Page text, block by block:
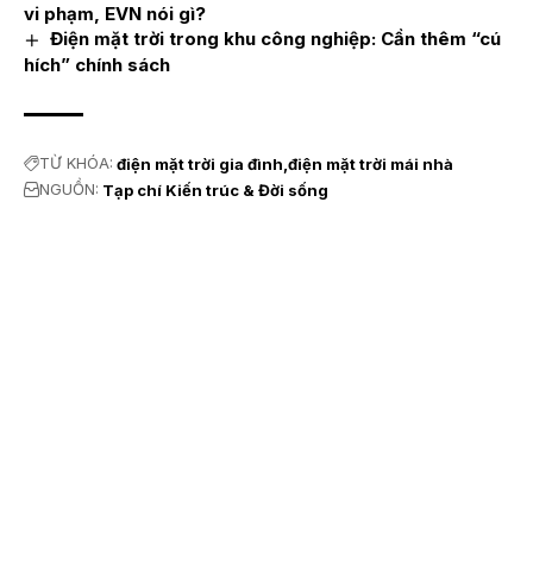
vi phạm, EVN nói gì?
Điện mặt trời trong khu công nghiệp: Cần thêm “cú
hích” chính sách
TỪ KHÓA: điện mặt trời gia đình điện mặt trời mái nhà
NGUỒN: Tạp chí Kiến trúc & Đời sống